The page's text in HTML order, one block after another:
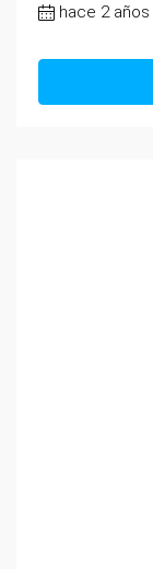
hace 2 años